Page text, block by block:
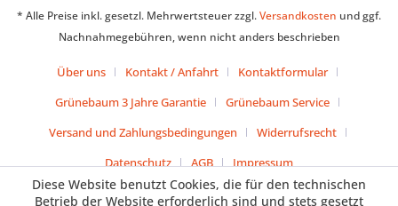
* Alle Preise inkl. gesetzl. Mehrwertsteuer zzgl.Versandkosten und ggf.
Nachnahmegebühren, wenn nicht anders beschrieben
Über uns Kontakt / Anfahrt
Kontaktformular
Grünebaum 3 Jahre Garantie
Grünebaum Service
Versand und Zahlungsbedingungen
Widerrufsrecht
Datenschutz
AGB Impressum
Diese Website benutzt Cookies, die für den technischen
Betrieb der Website erforderlich sind und stets gesetzt